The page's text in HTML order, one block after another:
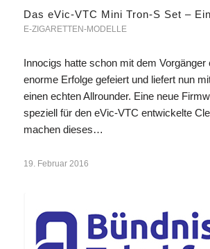
Das eVic-VTC Mini Tron-S Set –
E-ZIGARETTEN-MODELLE
Innocigs hatte schon mit dem Vorgänger
enorme Erfolge gefeiert und liefert nun
einen echten Allrounder. Eine neue
speziell für den eVic-VTC entwickelte
machen dieses…
19. Februar 2016